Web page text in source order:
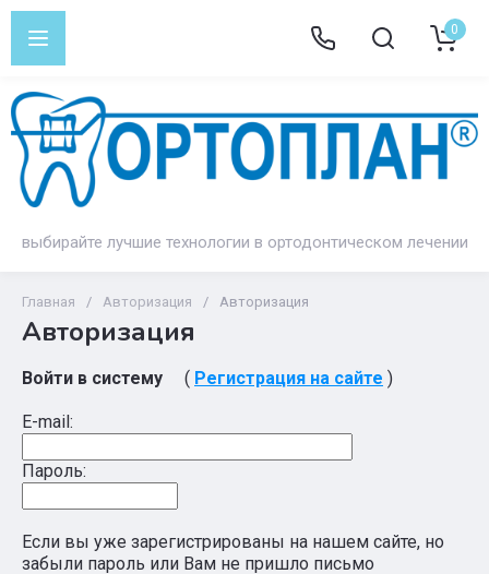
выбирайте лучшие технологии в ортодонтическом лечении
0
Главная / Авторизация / Авторизация
Авторизация
Войти в систему ( Регистрация на сайте )
E-mail:
Пароль:
Если вы уже зарегистрированы на нашем сайте, но
забыли пароль или Вам не пришло письмо